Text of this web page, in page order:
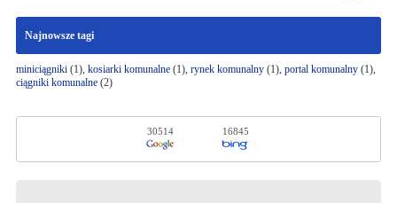
Najnowsze tagi
miniciągniki(1), kosiarki komunalne(1), rynek komunalny(1), portal komunalny(1),
ciągniki komunalne(2)
30514 16845